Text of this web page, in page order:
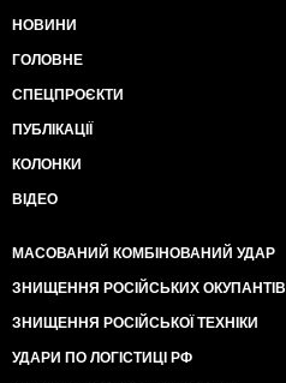
НОВИНИ
ГОЛОВНЕ
СПЕЦПРОЄКТИ
ПУБЛІКАЦІЇ
КОЛОНКИ
ВІДЕО
МАСОВАНИЙ КОМБІНОВАНИЙ УДАР
ЗНИЩЕННЯ РОСІЙСЬКИХ ОКУПАНТІВ
ЗНИЩЕННЯ РОСІЙСЬКОЇ ТЕХНІКИ
УДАРИ ПО ЛОГІСТИЦІ РФ